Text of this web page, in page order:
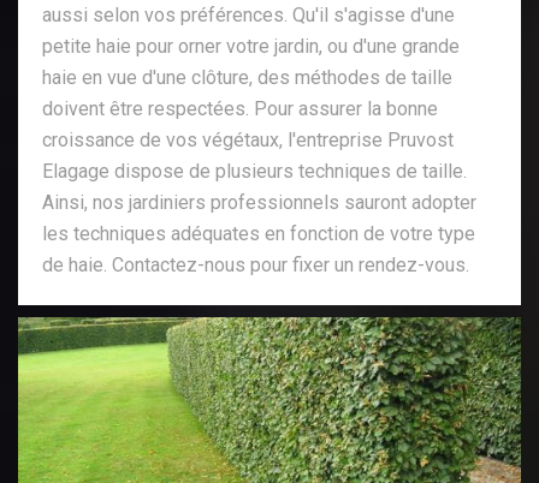
aussi selon vos préférences. Qu'il s'agisse d'une
petite haie pour orner votre jardin, ou d'une grande
haie en vue d'une clôture, des méthodes de taille
doivent être respectées. Pour assurer la bonne
croissance de vos végétaux, l'entreprise Pruvost
Elagage dispose de plusieurs techniques de taille.
Ainsi, nos jardiniers professionnels sauront adopter
les techniques adéquates en fonction de votre type
de haie. Contactez-nous pour fixer un rendez-vous.